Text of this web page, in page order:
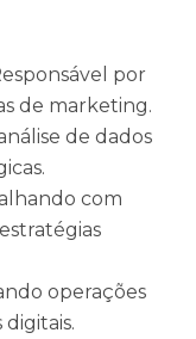
por
de marketing.
de dados
com
operações